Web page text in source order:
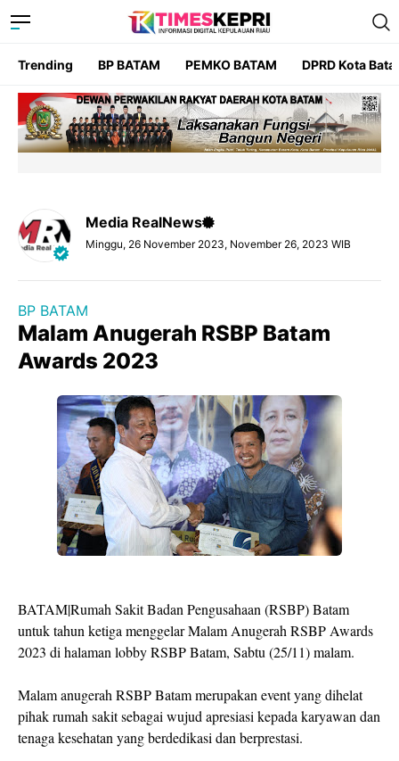
Trending BP BATAM PEMKO BATAM DPRD Kota
Media RealNews
Minggu, 26 November 2023, November 26, 2023 WIB
BP BATAM
Malam Anugerah RSBP Batam
Awards 2023
BATAM|Rumah Sakit Badan Pengusahaan (RSBP) Batam
untuk tahun ketiga menggelar Malam Anugerah RSBP Awards
2023 di halaman lobby RSBP Batam, Sabtu (25/11) malam.
Malam anugerah RSBP Batam merupakan event yang dihelat
pihak rumah sakit sebagai wujud apresiasi kepada karyawan dan
tenaga kesehatan yang berdedikasi dan berprestasi.